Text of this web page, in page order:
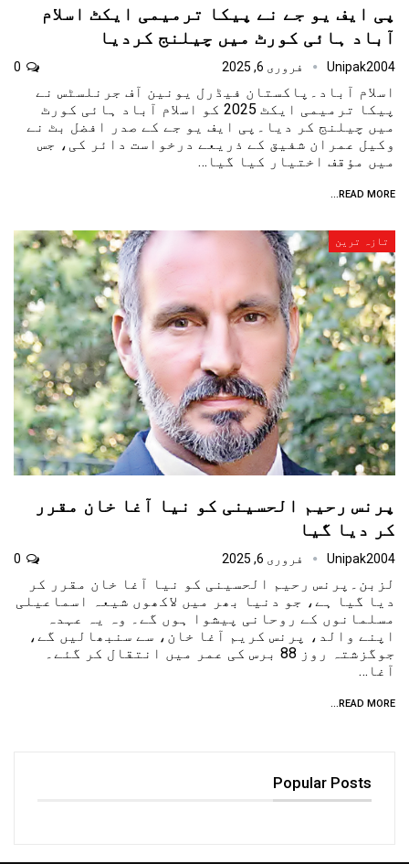
پی ایف یو جے نے پیکا ترمیمی ایکٹ اسلام
آباد ہائی کورٹ میں چیلنج کردیا
Unipak2004 فروری 6, 2025
اسلام آباد۔پاکستان فیڈرل یونین آف جرنلسٹس نے
پیکا ترمیمی ایکٹ 2025 کو اسلام آباد ہائی کورٹ
میں چیلنج کر دیا۔پی ایف یو جے کے صدر افضل بٹ نے
وکیل عمران شفیق کے ذریعے درخواست دائر کی، جس
میں مؤقف اختیار کیا گیا…
READ MORE...
تازہ ترین
پرنس رحیم الحسینی کو نیا آغا خان مقرر
کر دیا گیا
Unipak2004 فروری 6, 2025
لزبن۔پرنس رحیم الحسینی کو نیا آغا خان مقرر کر
دیا گیا ہے، جو دنیا بھر میں لاکھوں شیعہ اسماعیلی
مسلمانوں کے روحانی پیشوا ہوں گے۔ وہ یہ عہدہ
اپنے والد، پرنس کریم آغا خان، سے سنبھالیں گے،
جوگزشتہ روز 88 برس کی عمر میں انتقال کر گئے۔
آغا…
READ MORE...
Popular Posts